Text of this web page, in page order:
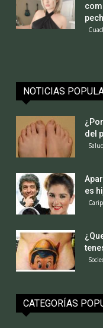
NOTICIAS
del
Salud
es
CATEGORÍAS